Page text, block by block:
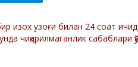
изох узоғи билан 24 соат
чиқарилмаганлик сабаблари